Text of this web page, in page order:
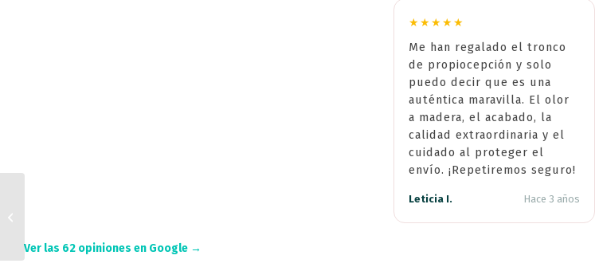
★★★★★
Me han regalado el tronco
de propiocepción y solo
puedo decir que es una
auténtica maravilla. El olor
a madera, el acabado, la
calidad extraordinaria y el
cuidado al proteger el
envío. ¡Repetiremos seguro!
Leticia I. Hace 3 años
Ver las 62 opiniones en Google →
¡Únete y recibe descuentos
Suscríbete a la newsletter y te damos tu código de
Correo electrónico